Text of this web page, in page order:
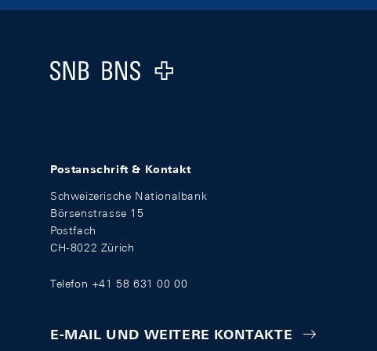
Logo
Postanschrift & Kontakt
Schweizerische Nationalbank
Börsenstrasse 15
Postfach
CH-8022 Zürich
Telefon +41 58 631 00 00
E-MAIL UND WEITERE KONTAKTE